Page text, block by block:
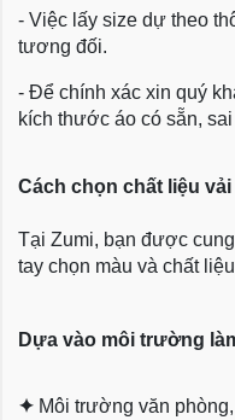
- Việc lấy size dự theo
tương đối.
- Để chính xác xin quý
kích thước áo có sẵn,
Cách chọn chất liệu
Tại Zumi, bạn được
tay chọn màu và chất
Dựa vào môi trường
✦ Môi trường văn